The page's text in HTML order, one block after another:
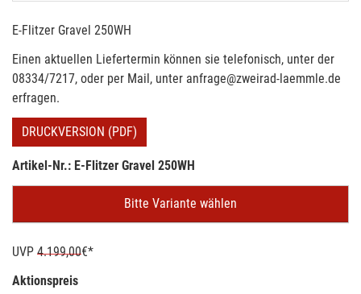
E-Flitzer Gravel 250WH
Einen aktuellen Liefertermin können sie telefonisch, unter der
08334/7217, oder per Mail, unter anfrage@zweirad-laemmle.de
erfragen.
DRUCKVERSION (PDF)
Artikel-Nr.: E-Flitzer Gravel 250WH
Bitte Variante wählen
UVP 4.199,00€*
Aktionspreis